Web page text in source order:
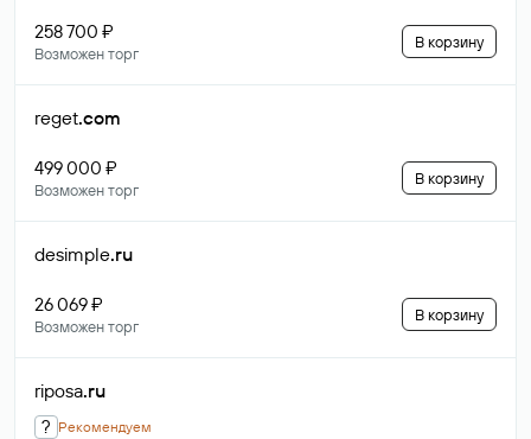
258 700 ₽
Возможен торг
В корзину
reget.com
499 000 ₽
Возможен торг
В корзину
desimple.ru
26 069 ₽
Возможен торг
В корзину
riposa.ru
? Рекомендуем